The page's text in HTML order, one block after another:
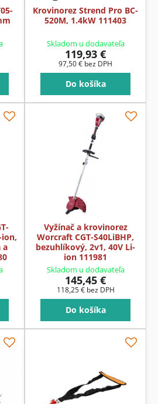
Krovinorez Strend Pro BC-
520M, 1.4kW 111403
Skladom u dodavateľa
119,93 €
97,50 € bez DPH
Do košíka
ion,
a
Vyžínač a krovinorez
Worcraft CGT-S40LiBHP,
bezuhlíkový, 2v1, 40V Li-
ion 111981
Skladom u dodavateľa
145,45 €
118,25 € bez DPH
Do košíka